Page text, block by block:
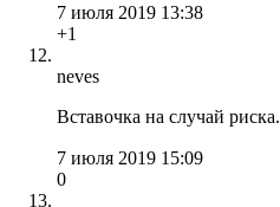
7 июля 2019 13:38
+1
neves
Вставочка на случай риска.
7 июля 2019 15:09
0